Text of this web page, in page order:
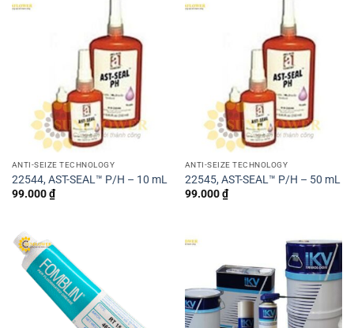
ANTI-SEIZE TECHNOLOGY
22544, AST-SEAL™ P/H – 10 mL
99.000₫
ANTI-SEIZE TECHNOLOGY
22545, AST-SEAL™ P/H – 50 mL
99.000₫